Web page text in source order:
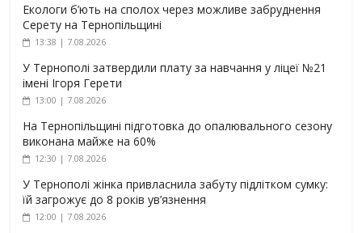
Екологи б’ють на сполох через можливе забруднення
Серету на Тернопільщині
13:38 | 7.08.2026
У Тернополі затвердили плату за навчання у ліцеї №21
імені Ігоря Герети
13:00 | 7.08.2026
На Тернопільщині підготовка до опалювального сезону
виконана майже на 60%
12:30 | 7.08.2026
У Тернополі жінка привласнила забуту підлітком сумку:
їй загрожує до 8 років ув’язнення
12:00 | 7.08.2026